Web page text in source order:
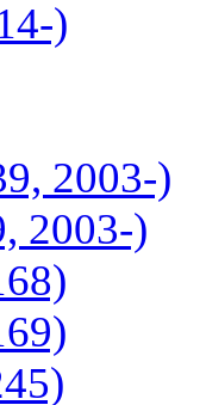
)
2003-)
2003-)